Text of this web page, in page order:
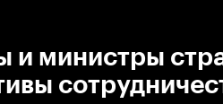
и министры